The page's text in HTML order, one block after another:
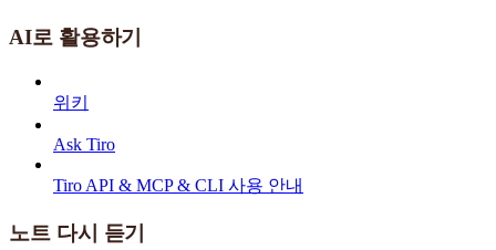
AI로 활용하기
위키
Ask Tiro
Tiro API & MCP & CLI 사용 안내
노트 다시 듣기